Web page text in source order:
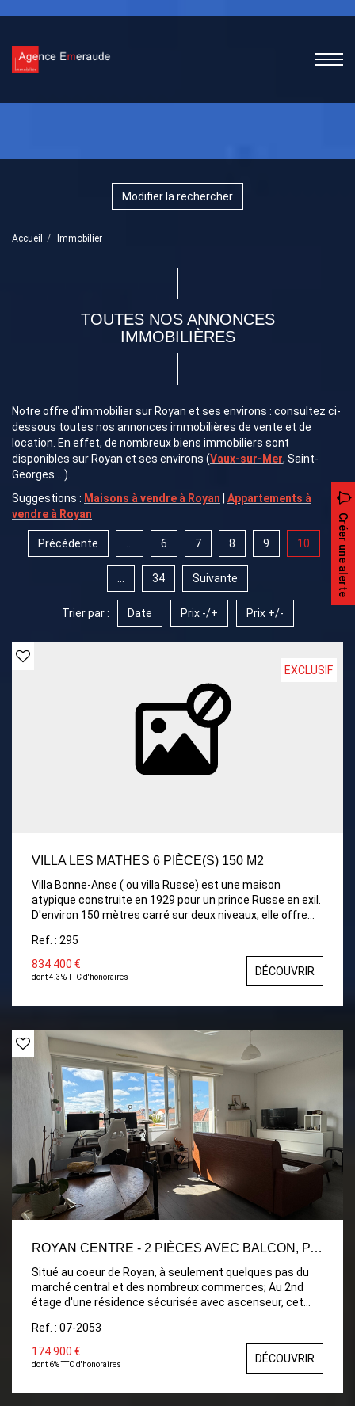
Modifier la rechercher
Accueil Immobilier
TOUTES NOS ANNONCES
IMMOBILIÈRES
Notre offre d'immobilier sur Royan et ses environs : consultez ci-
dessous toutes nos annonces immobilières de vente et de
location. En effet, de nombreux biens immobiliers sont
disponibles sur Royan et ses environs (Vaux-sur-Mer, Saint-
Georges ...).
Suggestions : Maisons à vendre à Royan
Appartements à
vendre à Royan
Créer une alerte
Précédente 6 7 8 9 10
34 Suivante
Trier par : Date Prix -/+ Prix +/-
EXCLUSIF
VILLA LES MATHES 6 PIÈCE(S) 150 M2
Villa Bonne-Anse ( ou villa Russe) est une maison
atypique construite en 1929 pour un prince Russe en exil.
D'environ 150 mètres carré sur deux niveaux, elle offre
un bureau, ainsi qu'une salle de bain et un W.C. Elle
comprend aussi un garage d'environ 18 mètres carré.
Avec ses volets bleu, son puits et son toit très pentu,
de maison de conte de fée, dans un environnement
et du centre-ville.
Ref. : 295
834 400 €
dont 4.3% TTC d'honoraires DÉCOUVRIR
ROYAN CENTRE - 2 PIÈCES AVEC BALCON, PARKING ET CAVE
Situé au coeur de Royan, à seulement quelques pas du
marché central et des nombreux commerces; Au 2nd
étage d'une résidence sécurisée avec ascenseur, cet
d'environ 51 m²,comprend : Une entrée avec placards, un
séjour lumineux ouvrant sur un agréable balcon, cuisine
indépendante, une chambre, salle de bains, et WC séparé.
et sécurisée en sous-sol, Une cave en sous-sol offrant
Ref. : 07-2053
174 900 €
dont 6% TTC d'honoraires DÉCOUVRIR